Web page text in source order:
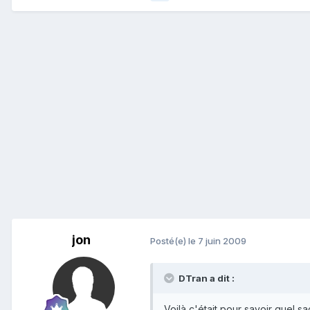
jon Posté(e) le 7 juin 2009
DTran a dit :